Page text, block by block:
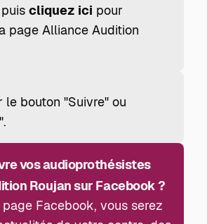
puiscliquez ici pour
page Alliance Audition
le bouton "Suivre" ou
vos audioprothésistes
Roujan sur Facebook ?
Facebook, vous serez